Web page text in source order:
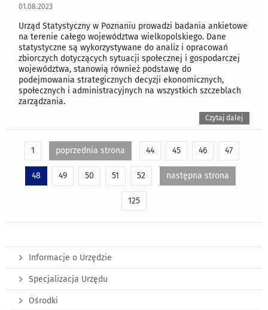
01.08.2023
Urząd Statystyczny w Poznaniu prowadzi badania ankietowe
na terenie całego województwa wielkopolskiego. Dane
statystyczne są wykorzystywane do analiz i opracowań
zbiorczych dotyczących sytuacji społecznej i gospodarczej
województwa, stanowią również podstawę do
podejmowania strategicznych decyzji ekonomicznych,
społecznych i administracyjnych na wszystkich szczeblach
zarządzania.
Czytaj dalej
1 poprzednia strona 44 45 46 47
48 49 50 51 52 następna strona
125
Informacje o Urzędzie
Specjalizacja Urzędu
Ośrodki